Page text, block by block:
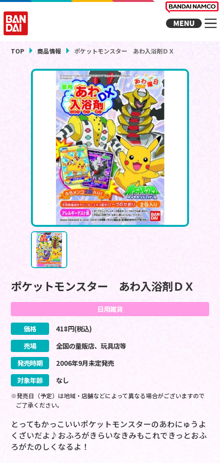
TOP 商品情報 ポケットモンスター あわ入浴剤ＤＸ
ポケットモンスター あわ入浴剤ＤＸ
日用雑貨
価格 418円(税込)
売場
全国の量販店、玩具店等
発売時期
2006年9月未定発売
対象年齢
なし
※発売日（予定）は地域・店舗などによって異なる場合がございますので
ご了承ください。
とってもかっこいいポケットモンスターのあわにゅうよ
くざいだよ♪おふろがきらいなきみもこれできっとおふ
ろがたのしくなるよ！